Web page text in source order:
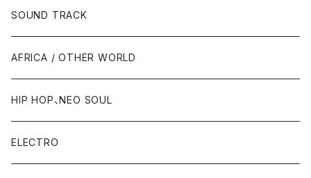
SOUND TRACK
AFRICA / OTHER WORLD
HIP HOP、NEO SOUL
ELECTRO